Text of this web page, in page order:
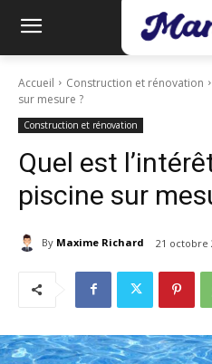
Accueil Construction et rénovation
sur mesure ?
Construction et rénovation
Quel est
piscine sur
By Maxime Richard 21 octobre